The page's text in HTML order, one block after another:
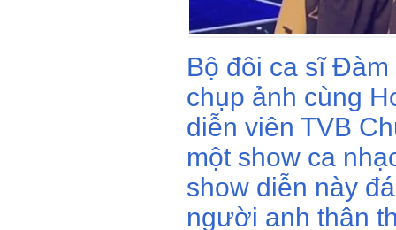
Bộ đôi ca sĩ
chụp ảnh cùng
diễn viên TVB
một show ca
show diễn này
người anh thân